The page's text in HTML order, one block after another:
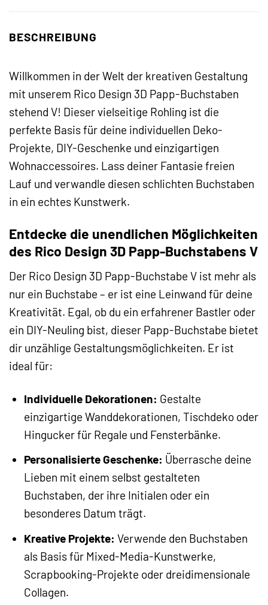
BESCHREIBUNG
Willkommen in der Welt der kreativen Gestaltung
mit unserem Rico Design 3D Papp-Buchstaben
stehend V! Dieser vielseitige Rohling ist die
perfekte Basis für deine individuellen Deko-
Projekte, DIY-Geschenke und einzigartigen
Wohnaccessoires. Lass deiner Fantasie freien
Lauf und verwandle diesen schlichten Buchstaben
in ein echtes Kunstwerk.
Entdecke die unendlichen Möglichkeiten
des Rico Design 3D Papp-Buchstabens V
Der Rico Design 3D Papp-Buchstabe V ist mehr als
nur ein Buchstabe – er ist eine Leinwand für deine
Kreativität. Egal, ob du ein erfahrener Bastler oder
ein DIY-Neuling bist, dieser Papp-Buchstabe bietet
dir unzählige Gestaltungsmöglichkeiten. Er ist
ideal für:
Individuelle Dekorationen: Gestalte
einzigartige Wanddekorationen, Tischdeko oder
Hingucker für Regale und Fensterbänke.
Personalisierte Geschenke: Überrasche deine
Lieben mit einem selbst gestalteten
Buchstaben, der ihre Initialen oder ein
besonderes Datum trägt.
Kreative Projekte: Verwende den Buchstaben
als Basis für Mixed-Media-Kunstwerke,
Scrapbooking-Projekte oder dreidimensionale
Collagen.